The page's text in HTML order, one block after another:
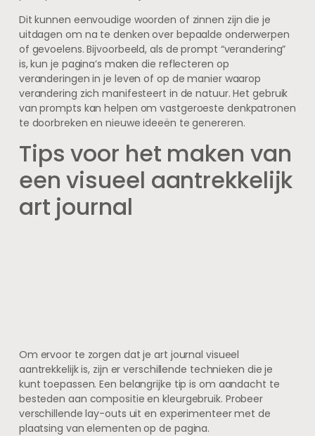
Dit kunnen eenvoudige woorden of zinnen zijn die je
uitdagen om na te denken over bepaalde onderwerpen
of gevoelens. Bijvoorbeeld, als de prompt “verandering”
is, kun je pagina’s maken die reflecteren op
veranderingen in je leven of op de manier waarop
verandering zich manifesteert in de natuur. Het gebruik
van prompts kan helpen om vastgeroeste denkpatronen
te doorbreken en nieuwe ideeën te genereren.
Tips voor het maken van
een visueel aantrekkelijk
art journal
Om ervoor te zorgen dat je art journal visueel
aantrekkelijk is, zijn er verschillende technieken die je
kunt toepassen. Een belangrijke tip is om aandacht te
besteden aan compositie en kleurgebruik. Probeer
verschillende lay-outs uit en experimenteer met de
plaatsing van elementen op de pagina.